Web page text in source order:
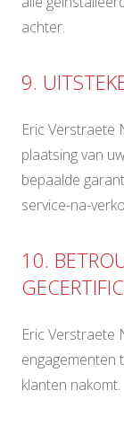
achter.
9.
Eric Verstraete
plaatsing van
bepaalde
service-na-
10.
Eric Verstraete
engagementen
klanten nakomt.